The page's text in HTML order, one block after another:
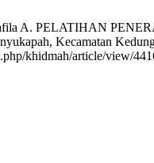
A. PELATIHAN
Kecamatan
khidmah/article/view/